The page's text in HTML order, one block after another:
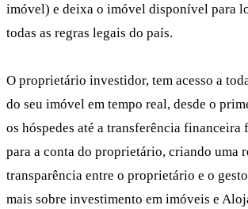
imóvel) e deixa o imóvel disponível para
todas as regras legais do país.
O proprietário investidor, tem acesso a
do seu imóvel em tempo real, desde o
os hóspedes até a transferência financeira
para a conta do proprietário, criando uma
transparência entre o proprietário e o
mais sobre investimento em imóveis e